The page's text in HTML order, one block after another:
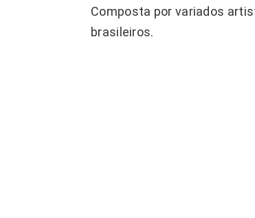
Composta por variados
brasileiros.